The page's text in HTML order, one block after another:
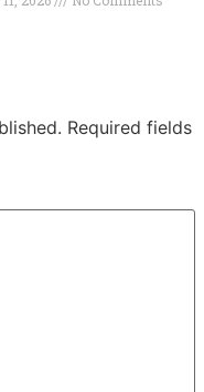
Required fields